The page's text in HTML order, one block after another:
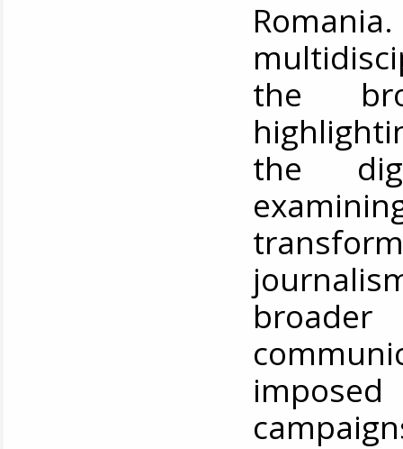
the
the